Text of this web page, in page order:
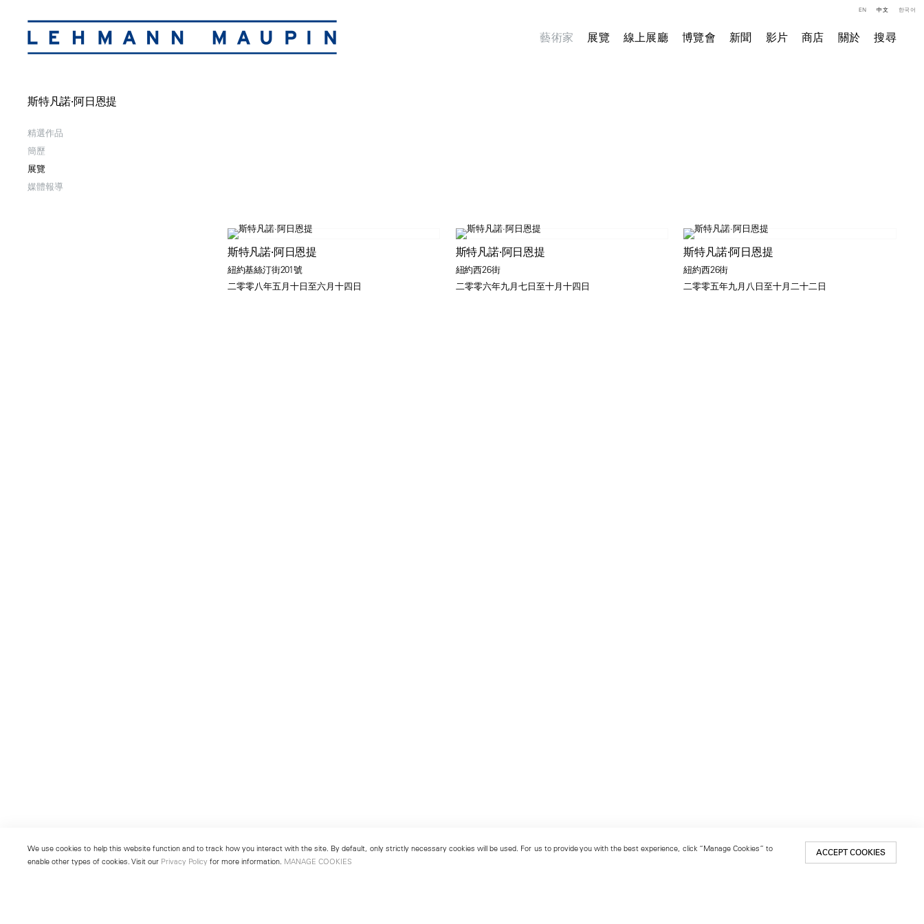
藝術家 展覽 線上展廳 博覽會 新聞 影片 商店 關於 搜尋
EN 中文 한국어
斯特凡諾·阿日恩提
精選作品
簡歷
展覽
媒體報導
斯特凡諾·阿日恩提
紐約基絲汀街201號
二零零八年五月十日至六月十四日
斯特凡諾·阿日恩提
紐約西26街
二零零六年九月七日至十月十四日
斯特凡諾·阿日恩提
紐約西26街
二零零五年九月八日至十月二十二日
We use cookies to help this website function and to track how you interact with the site. By default, only strictly necessary cookies will be used. For us to provide you with the best experience, click “Manage Cookies” to
enable other types of cookies. Visit our Privacy Policy for more information. MANAGE COOKIES
ACCEPT COOKIES